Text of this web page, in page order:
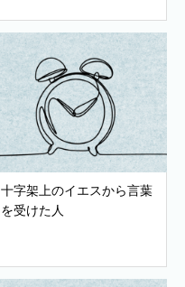
十字架上のイエスから言葉
を受けた人